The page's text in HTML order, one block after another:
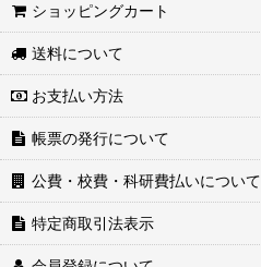
ショッピングカート
送料について
お支払い方法
帳票の発行について
公費・校費・科研費払いについて
特定商取引法表示